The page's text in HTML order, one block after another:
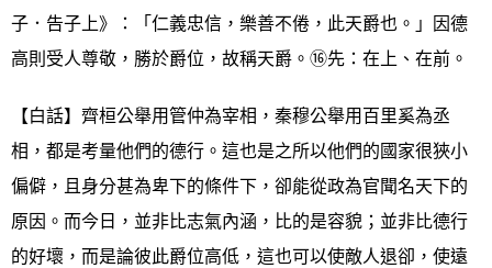
子．告子上》：「仁義忠信，樂善不倦，此天爵也。」因德
高則受人尊敬，勝於爵位，故稱天爵。⑯先：在上、在前。
【白話】齊桓公舉用管仲為宰相，秦穆公舉用百里奚為丞
相，都是考量他們的德行。這也是之所以他們的國家很狹小
偏僻，且身分甚為卑下的條件下，卻能從政為官聞名天下的
原因。而今日，並非比志氣內涵，比的是容貌；並非比德行
的好壞，而是論彼此爵位高低，這也可以使敵人退卻，使遠